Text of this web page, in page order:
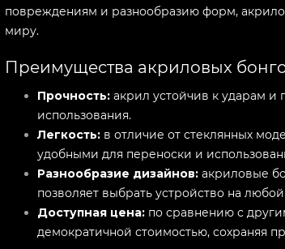
повреждениям и разнообразию форм,
миру.
Преимущества акриловых
Прочность:акрил устойчив к ударам и
использования.
Легкость:в отличие от стеклянных
удобными для переноски и
Разнообразие дизайнов:акриловые
позволяет выбрать устройство на любой
Доступная цена:по сравнению с
демократичной стоимостью, сохраняя